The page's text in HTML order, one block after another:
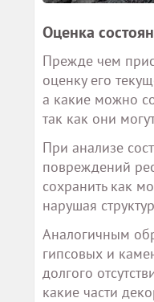
Оценка
Прежде чем
оценку его
а какие можно
так как они
При анализе
повреждений
сохранить как
нарушая
Аналогичным
гипсовых и
долгого
какие части